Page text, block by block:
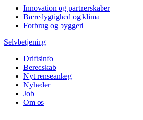
Innovation og partnerskaber
Bæredygtighed og klima
Forbrug og byggeri
Selvbetjening
Driftsinfo
Beredskab
Nyt renseanlæg
Nyheder
Job
Om os